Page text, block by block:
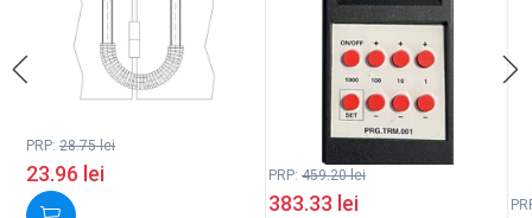
PRP: 28.75lei
23.96 lei PRP: 459.20lei
383.33 lei